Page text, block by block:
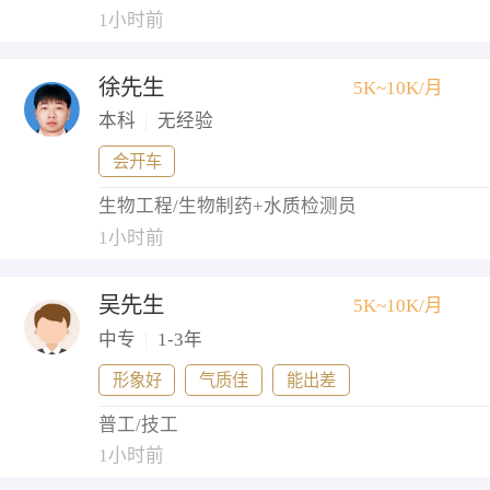
1小时前
徐先生
5K~10K/月
本科
无经验
会开车
生物工程/生物制药+水质检测员
1小时前
吴先生
5K~10K/月
中专
1-3年
形象好 气质佳 能出差
普工/技工
1小时前